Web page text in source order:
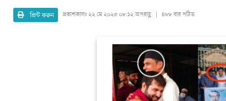
প্রিন্ট করুন প্রকাশকালঃ ২২ মে ২০২৫ ০৮:১২ অপরাহ্ণ | ৪৮৮ বার পঠিত